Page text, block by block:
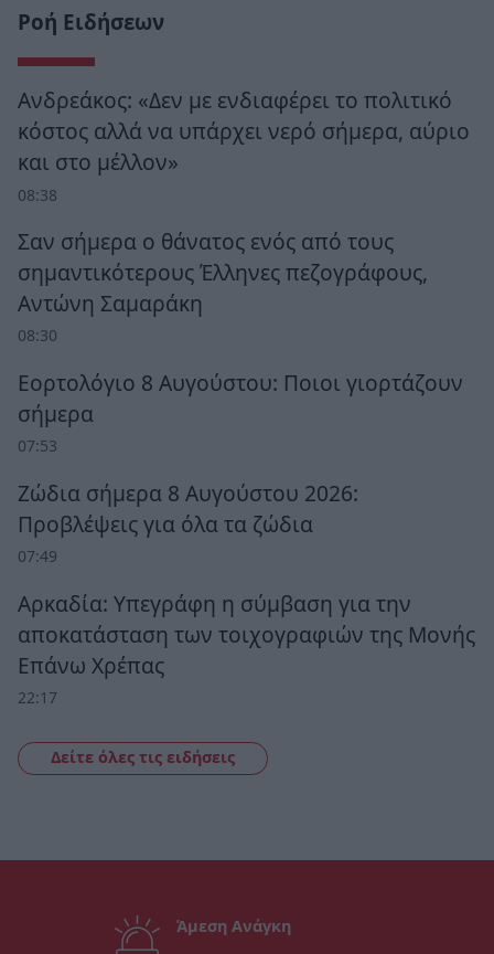
Ροή Ειδήσεων
Ανδρεάκος: «Δεν με ενδιαφέρει το πολιτικό
κόστος αλλά να υπάρχει νερό σήμερα, αύριο
και στο μέλλον»
08:38
Σαν σήμερα ο θάνατος ενός από τους
σημαντικότερους Έλληνες πεζογράφους,
Αντώνη Σαμαράκη
08:30
Εορτολόγιο 8 Αυγούστου: Ποιοι γιορτάζουν
σήμερα
07:53
Ζώδια σήμερα 8 Αυγούστου 2026:
Προβλέψεις για όλα τα ζώδια
07:49
Αρκαδία: Υπεγράφη η σύμβαση για την
αποκατάσταση των τοιχογραφιών της Μονής
Επάνω Χρέπας
22:17
Δείτε όλες τις ειδήσεις
Άμεση Ανάγκη